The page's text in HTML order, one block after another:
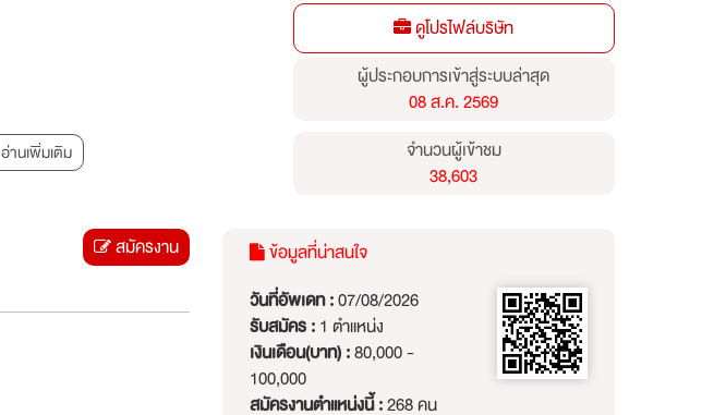
อ่านเพิ่มเติม
ดูโปรไฟล์บริษัท
ผู้ประกอบการเข้าสู่ระบบล่าสุด
08 ส.ค. 2569
จำนวนผู้เข้าชม
38,603
สมัครงาน
ข้อมูลที่น่าสนใจ
วันที่อัพเดท :07/08/2026
รับสมัคร :1 ตำแหน่ง
เงินเดือน(บาท) :80,000 -
100,000
สมัครงานตำแหน่งนี้ :268 คน